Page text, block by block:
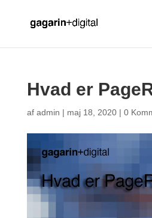
Hvad er
af admin | maj 18, 2020| 0